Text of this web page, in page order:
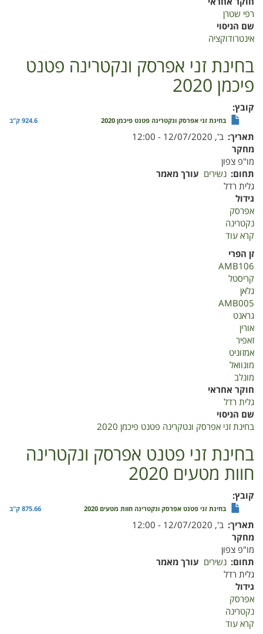
רפי שטרן
שם הניסוי
אינטרודוקציה
בחינת זני אפרסק ונקטרינה פטנט
פיכמן 2020
קובץ
בחינת זני אפרסק ונקטרינה פטנט פיכמן 2020 924.6 ק"ב
תאריך ב', 12/07/2020 - 12:00
מחקר
מו"פ צפון
תחום נשירים עורך מאמר
גלית רדל
גידול
אפרסק
נקטרינה
קרא עוד
זני
אפרסק
פטנט
פיכמן
זן הפרי
AMB106
קריסטל
גלאן
AMB005
גראנט
אורין
זאפיר
אמזוניט
מונוואל
מונלב
חוקר אחראי
גלית רדל
שם הניסוי
בחינת זני אפרסק ונטקרינה פטנט פיכמן 2020
בחינת זני פטנט אפרסק ונקטרינה
חוות מטעים 2020
קובץ
בחינת זני פטנט אפרסק ונקטרינה חוות מטעים 2020 875.66 ק"ב
תאריך ב', 12/07/2020 - 12:00
מחקר
מו"פ צפון
תחום נשירים עורך מאמר
גלית רדל
גידול
אפרסק
נקטרינה
קרא עוד